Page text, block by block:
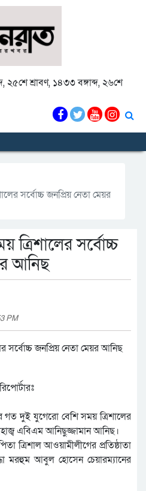
, ২৫শে শ্রাবণ, ১৪৩৩ বঙ্গাব্দ, ২৬শে
সর্বোচ্চ জনপ্রিয় নেতা মেয়র
ত্রিশালের সর্বোচ্চ
আনিছ
PM
গত দুই যুগেরো বেশি সময় ত্রিশালের
এবিএম আনিছুজ্জামান আনিছ।
ত্রিশাল আওয়ামীলীগের প্রতিষ্ঠাতা
মরহুম আবুল হোসেন চেয়ারম্যানের